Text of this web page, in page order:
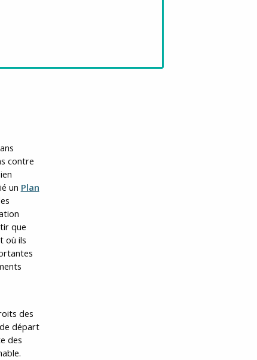
contre
un Plan
que
où ils
des
départ
des